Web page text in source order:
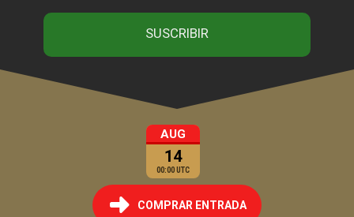
AUG
14
00:00 UTC
COMPRAR ENTRADA